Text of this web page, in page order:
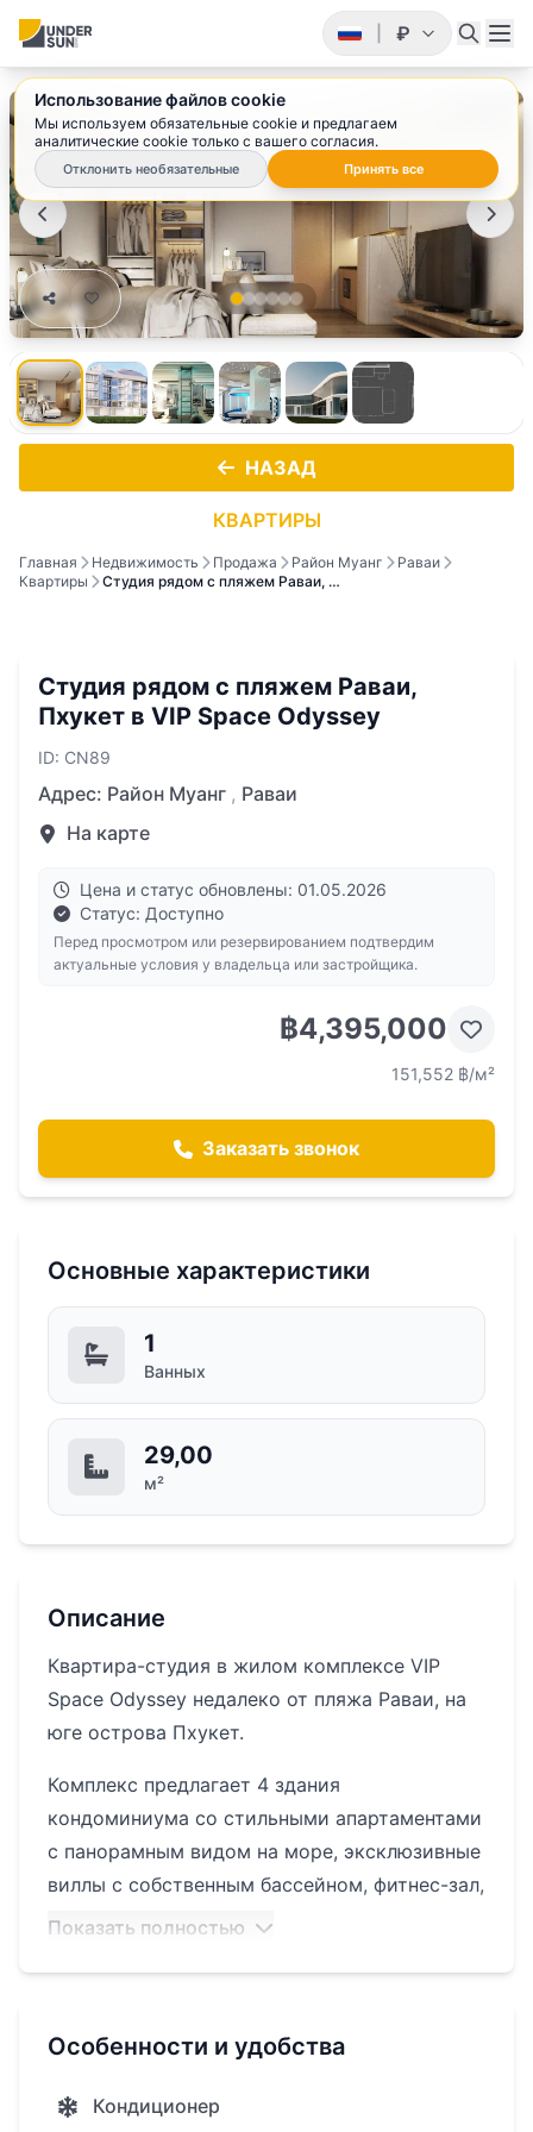
₽
НАЗАД
КВАРТИРЫ
Главная Недвижимость Продажа Район Муанг
Раваи
Квартиры
Студия рядом с пляжем Раваи, …
Студия рядом с пляжем Раваи,
Пхукет в VIP Space Odyssey
ID: CN89
Адрес: Район Муанг , Раваи
На карте
Цена и статус обновлены: 01.05.2026
Статус: Доступно
Перед просмотром или резервированием подтвердим
актуальные условия у владельца или застройщика.
฿4,395,000
151,552 ฿/м²
Заказать звонок
Основные характеристики
1
Ванных
29,00
м²
Описание
Квартира-студия в жилом комплексе VIP
Space Odyssey недалеко от пляжа Раваи, на
юге острова Пхукет.
Комплекс предлагает 4 здания
кондоминиума со стильными апартаментами
с панорамным видом на море, эксклюзивные
виллы с собственным бассейном, фитнес-зал,
рестораны, детский клуб и 2 бассейна под
Выгодная локация между двумя
шаговой доступности от изысканных
Показать полностью
Особенности и удобства
Кондиционер
Использование файлов cookie
Мы используем обязательные cookie и предлагаем
аналитические cookie только с вашего согласия.
Отклонить необязательные Принять все